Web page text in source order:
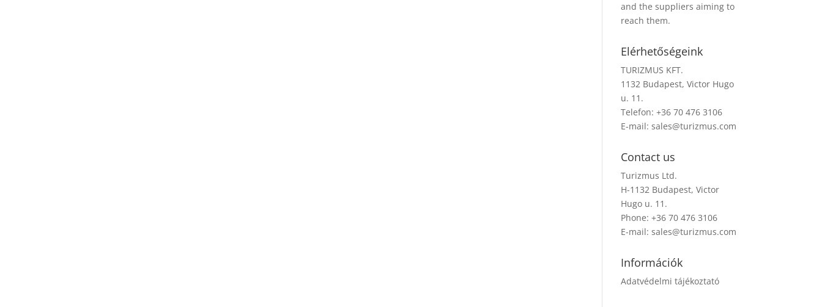
and the suppliers aiming to
reach them.
Elérhetőségeink
TURIZMUS KFT.
1132 Budapest, Victor Hugo
u. 11.
Telefon: +36 70 476 3106
E-mail:sales@turizmus.com
Contact us
Turizmus Ltd.
H-1132 Budapest, Victor
Hugo u. 11.
Phone: +36 70 476 3106
E-mail:sales@turizmus.com
Információk
Adatvédelmi tájékoztató